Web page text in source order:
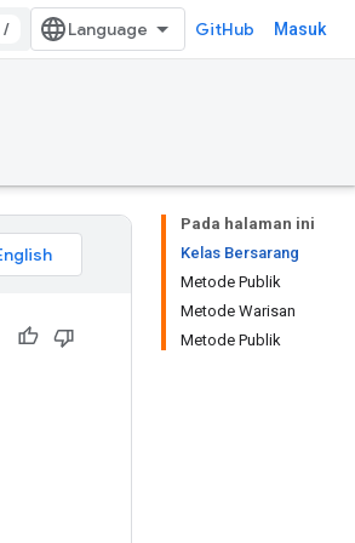
/ GitHub Masuk
Pada halaman ini
Kelas Bersarang
Metode Publik
Metode Warisan
Metode Publik